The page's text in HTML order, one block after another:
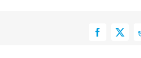
Facebook
X